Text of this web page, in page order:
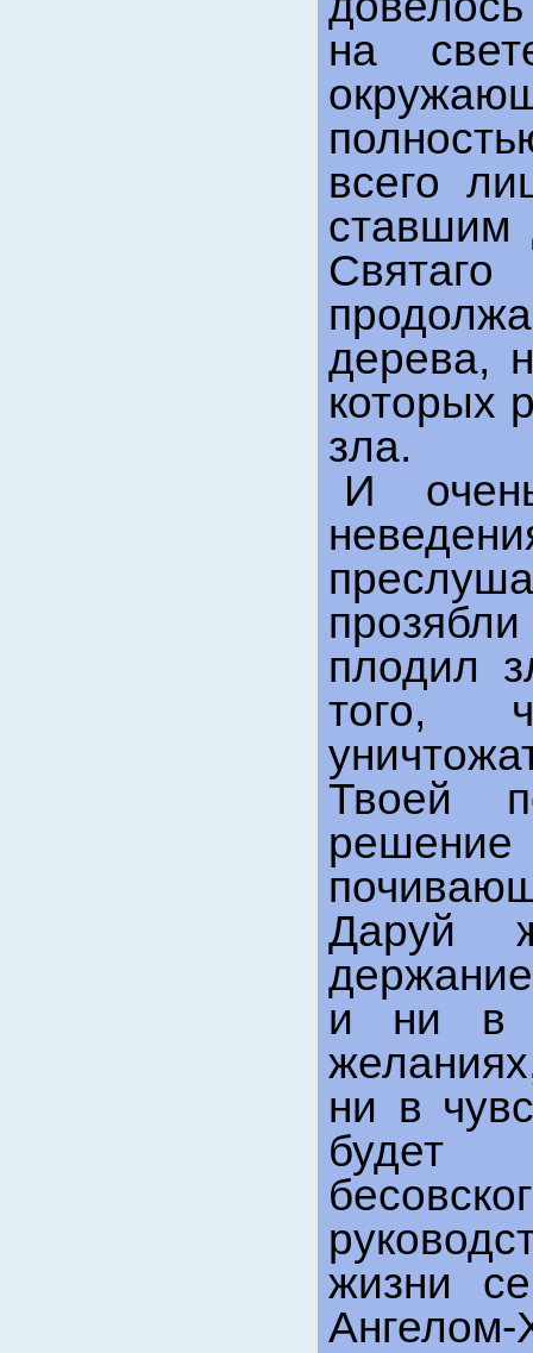
на
всего
ставшим
дерева,
которых
зла.
И
плодил
того,
Твоей
Даруй
и ни в
ни в
будет
жизни